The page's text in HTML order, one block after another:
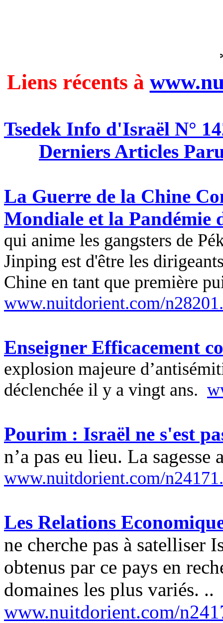
Liens récents à
Tsedek Info d'Israël N°
Derniers Articles
La Guerre de la Chine
Mondiale et la Pandémie
qui anime les gangsters de
Jinping est d'être les
Chine en tant que première
www.nuitdorient.com/
Enseigner Efficacement
explosion majeure
déclenchée il y a vingt ans.
Pourim : Israël ne s'est
n’a pas eu lieu. La sagesse
www.nuitdorient.com/
Les Relations
ne cherche pas à satelliser
obtenus par ce pays en
domaines les plus variés. ..
www.nuitdorient.com/